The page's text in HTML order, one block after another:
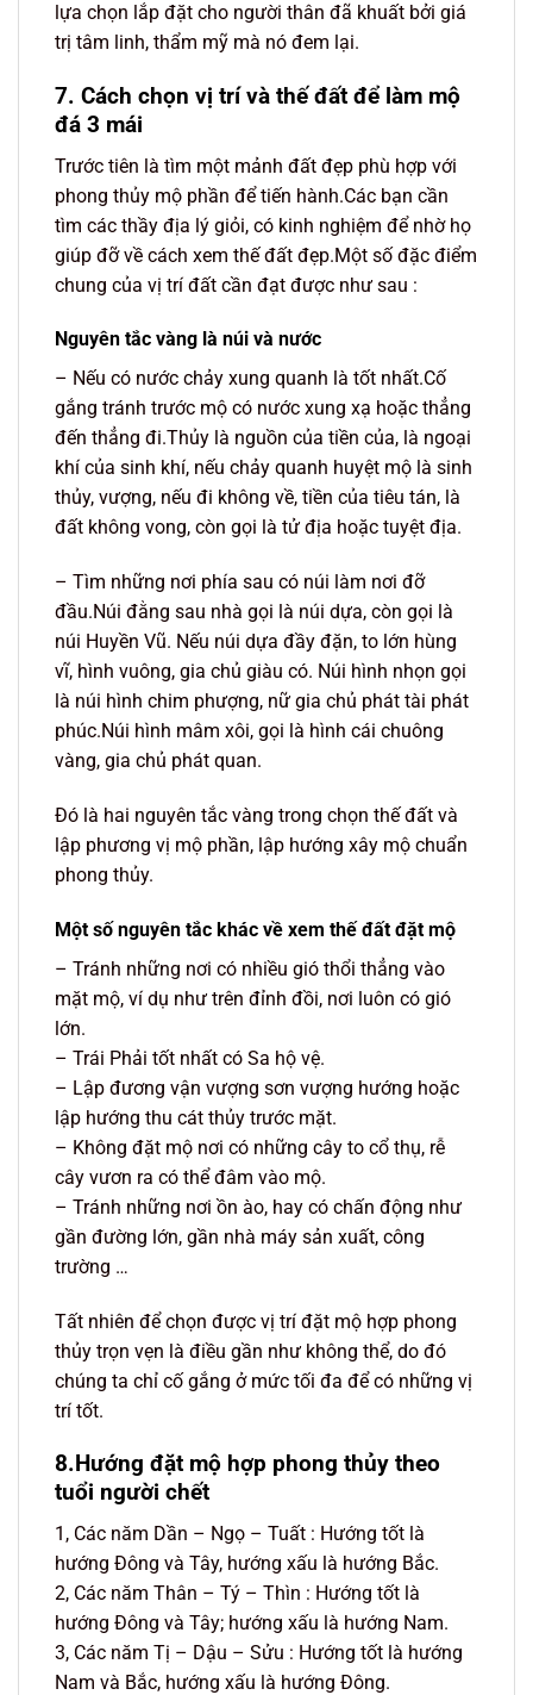
lựa chọn lắp đặt cho người thân đã khuất bởi giá
trị tâm linh, thẩm mỹ mà nó đem lại.
7. Cách chọn vị trí và thế đất để làm mộ
đá 3 mái
Trước tiên là tìm một mảnh đất đẹp phù hợp với
phong thủy mộ phần để tiến hành.Các bạn cần
tìm các thầy địa lý giỏi, có kinh nghiệm để nhờ họ
giúp đỡ về cách xem thế đất đẹp.Một số đặc điểm
chung của vị trí đất cần đạt được như sau :
Nguyên tắc vàng là núi và nước
– Nếu có nước chảy xung quanh là tốt nhất.Cố
gắng tránh trước mộ có nước xung xạ hoặc thẳng
đến thẳng đi.Thủy là nguồn của tiền của, là ngoại
khí của sinh khí, nếu chảy quanh huyệt mộ là sinh
thủy, vượng, nếu đi không về, tiền của tiêu tán, là
đất không vong, còn gọi là tử địa hoặc tuyệt địa.
– Tìm những nơi phía sau có núi làm nơi đỡ
đầu.Núi đằng sau nhà gọi là núi dựa, còn gọi là
núi Huyền Vũ. Nếu núi dựa đầy đặn, to lớn hùng
vĩ, hình vuông, gia chủ giàu có. Núi hình nhọn gọi
là núi hình chim phượng, nữ gia chủ phát tài phát
phúc.Núi hình mâm xôi, gọi là hình cái chuông
vàng, gia chủ phát quan.
Đó là hai nguyên tắc vàng trong chọn thế đất và
lập phương vị mộ phần, lập hướng xây mộ chuẩn
phong thủy.
Một số nguyên tắc khác về xem thế đất đặt mộ
– Tránh những nơi có nhiều gió thổi thẳng vào
mặt mộ, ví dụ như trên đỉnh đồi, nơi luôn có gió
lớn.
– Trái Phải tốt nhất có Sa hộ vệ.
– Lập đương vận vượng sơn vượng hướng hoặc
lập hướng thu cát thủy trước mặt.
– Không đặt mộ nơi có những cây to cổ thụ, rễ
cây vươn ra có thể đâm vào mộ.
– Tránh những nơi ồn ào, hay có chấn động như
gần đường lớn, gần nhà máy sản xuất, công
trường …
Tất nhiên để chọn được vị trí đặt mộ hợp phong
thủy trọn vẹn là điều gần như không thể, do đó
chúng ta chỉ cố gắng ở mức tối đa để có những vị
trí tốt.
8.Hướng đặt mộ hợp phong thủy theo
tuổi người chết
1, Các năm Dần – Ngọ – Tuất : Hướng tốt là
hướng Đông và Tây, hướng xấu là hướng Bắc.
2, Các năm Thân – Tý – Thìn : Hướng tốt là
hướng Đông và Tây; hướng xấu là hướng Nam.
3, Các năm Tị – Dậu – Sửu : Hướng tốt là hướng
Nam và Bắc, hướng xấu là hướng Đông.